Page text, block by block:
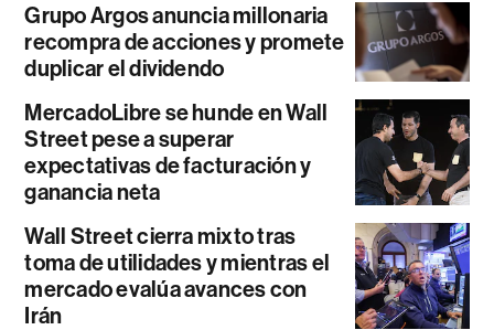
Grupo Argos anuncia millonaria
recompra de acciones y promete
duplicar el dividendo
MercadoLibre se hunde en Wall
Street pese a superar
expectativas de facturación y
ganancia neta
Wall Street cierra mixto tras
toma de utilidades y mientras el
mercado evalúa avances con
Irán